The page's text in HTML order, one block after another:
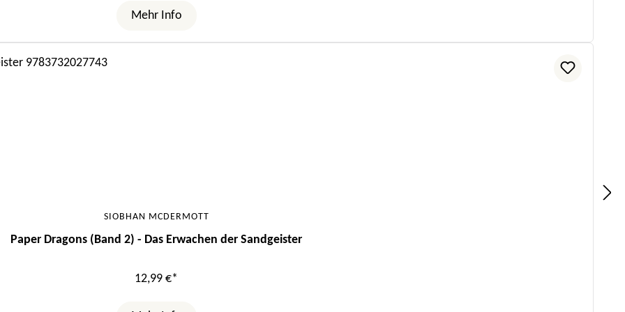
Mehr Info
SIOBHAN MCDERMOTT
Paper Dragons (Band 2) - Das Erwachen der Sandgeister
12,99 €*